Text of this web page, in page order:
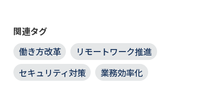
関連タグ
働き方改革
リモートワーク推進
セキュリティ対策
業務効率化